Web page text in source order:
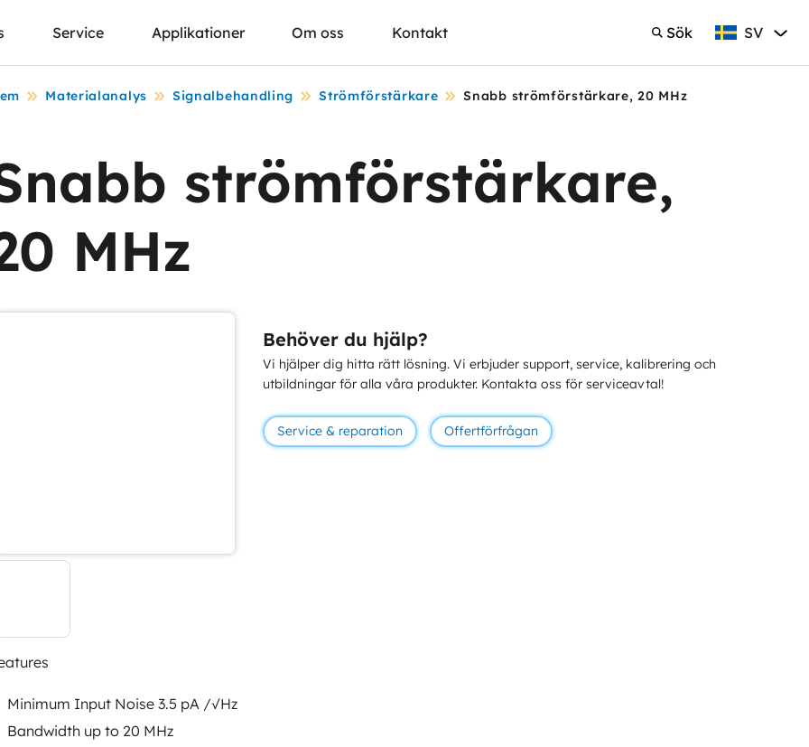
Service Applikationer Om oss Kontakt Sök
Sök Svenska
SV
Materialanalys Signalbehandling Strömförstärkare Snabb strömförstärkare, 20 MHz
strömförstärkare,
MHz
Behöver du hjälp?
Vi hjälper dig hitta rätt lösning. Vi erbjuder support, service, kalibrering och
utbildningar för alla våra produkter. Kontakta oss för serviceavtal!
Service & reparation Offertförfrågan
Minimum Input Noise 3.5 pA /√Hz
Bandwidth up to 20 MHz